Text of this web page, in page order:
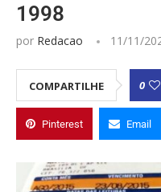
1998
por Redacao 11/11/
COMPARTILHE 0
Pinterest Email